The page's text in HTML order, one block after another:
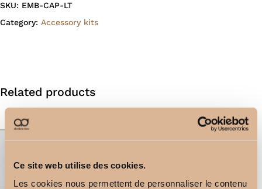
Ce site web utilise des cookies.
Les cookies nous permettent de personnaliser le contenu
SKU: EMB-CAP-LT
Category: Accessory kits
Related products